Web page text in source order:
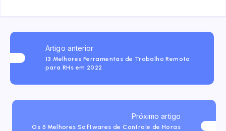
Artigo anterior
13 Melhores Ferramentas de Trabalho Remoto
para RHs em 2022
Próximo artigo
Os 5 Melhores Softwares de Controle de Horas